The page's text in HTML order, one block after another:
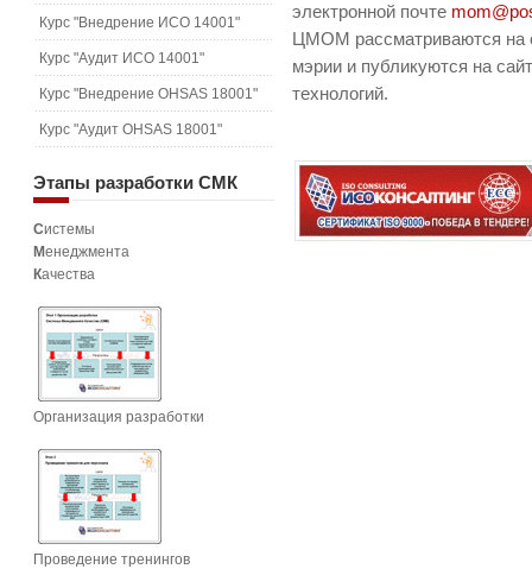
электронной почте
ЦМОМ рассматриваются на
мэрии и публикуются на
технологий.
Курс "Внедрение ИСО 14001"
Курс "Аудит ИСО 14001"
Курс "Внедрение OHSAS 18001"
Курс "Аудит OHSAS 18001"
Этапы разработки СМК
Системы
Менеджмента
Качества
Организация разработки
Проведение тренингов